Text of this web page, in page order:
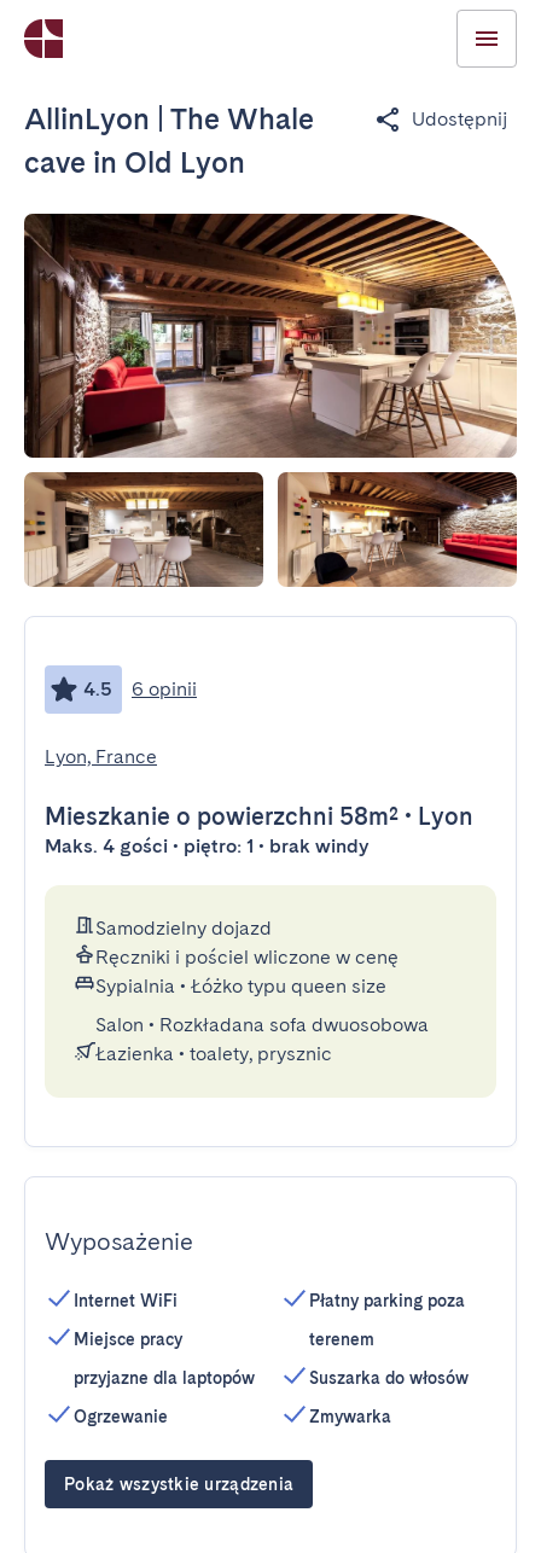
AllinLyon | The Whale
cave in Old Lyon
Udostępnij
4.5 6 opinii
Lyon, France
Mieszkanie o powierzchni 58m² • Lyon
Maks. 4 gości • piętro: 1 • brak windy
Samodzielny dojazd
Ręczniki i pościel wliczone w cenę
Sypialnia • Łóżko typu queen size
Salon • Rozkładana sofa dwuosobowa
Łazienka • toalety, prysznic
Wyposażenie
Internet WiFi
Miejsce pracy
przyjazne dla laptopów
Ogrzewanie
Płatny parking poza
terenem
Suszarka do włosów
Zmywarka
Pokaż wszystkie urządzenia